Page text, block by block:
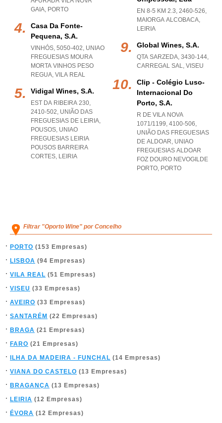
GAIA, PORTO
Casa Da Fonte-
Pequena, S.a.
VINHÓS, 5050-402, UNIAO
FREGUESIAS MOURA
MORTA VINHOS PESO
REGUA, VILA REAL
Vidigal Wines, S.a.
EST DA RIBEIRA 230,
2410-502, UNIÃO DAS
FREGUESIAS DE LEIRIA,
POUSOS, UNIAO
FREGUESIAS LEIRIA
POUSOS BARREIRA
CORTES, LEIRIA
EN 8-5 KM 2.3, 2460-526,
MAIORGA ALCOBACA,
LEIRIA
Global Wines, S.a.
QTA SARZEDA, 3430-144,
CARREGAL SAL, VISEU
Clip - Colégio Luso-
Internacional Do
Porto, S.a.
R DE VILA NOVA
1071/1199, 4100-506,
UNIÃO DAS FREGUESIAS
DE ALDOAR, UNIAO
FREGUESIAS ALDOAR
FOZ DOURO NEVOGILDE
PORTO, PORTO
Filtrar "Oporto Wine" por Concelho
PORTO (153 Empresas)
LISBOA (94 Empresas)
VILA REAL (51 Empresas)
VISEU (33 Empresas)
AVEIRO (33 Empresas)
SANTARÉM (22 Empresas)
BRAGA (21 Empresas)
FARO (21 Empresas)
ILHA DA MADEIRA - FUNCHAL (14 Empresas)
VIANA DO CASTELO (13 Empresas)
BRAGANÇA (13 Empresas)
LEIRIA (12 Empresas)
ÉVORA (12 Empresas)